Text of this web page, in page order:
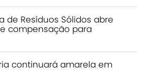
de Resíduos Sólidos abre
compensação para
continuará amarela em